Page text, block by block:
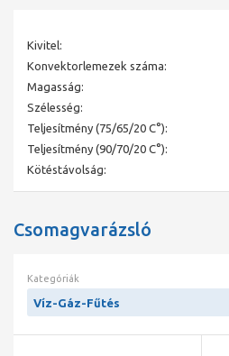
Kivitel:
Konvektorlemezek száma:
Magasság:
Szélesség:
Teljesítmény (75/65/20 C°):
Teljesítmény (90/70/20 C°):
Kötéstávolság:
Csomagvarázsló
Kategóriák
Víz-Gáz-Fűtés